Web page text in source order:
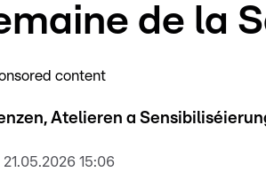
de la
content
Atelieren a
21.05.2026 15:06